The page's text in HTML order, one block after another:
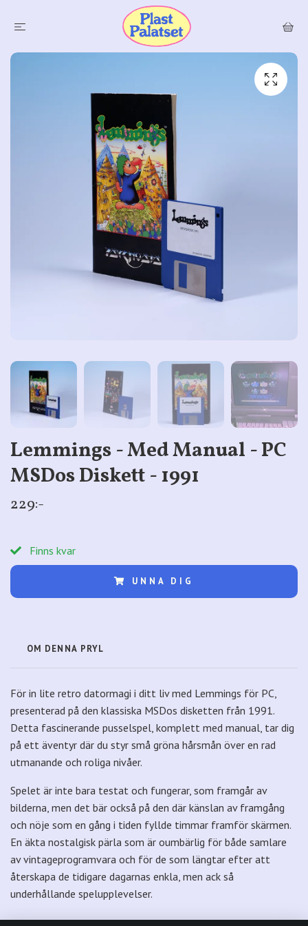
Lemmings - Med Manual - PC
MSDos Diskett - 1991
229:-
Finns kvar
UNNA DIG
OM DENNA PRYL
För in lite retro datormagi i ditt liv med Lemmings för PC,
presenterad på den klassiska MSDos disketten från 1991.
Detta fascinerande pusselspel, komplett med manual, tar dig
på ett äventyr där du styr små gröna hårsmån över en rad
utmanande och roliga nivåer.
Spelet är inte bara testat och fungerar, som framgår av
bilderna, men det bär också på den där känslan av framgång
och nöje som en gång i tiden fyllde timmar framför skärmen.
En äkta nostalgisk pärla som är oumbärlig för både samlare
av vintageprogramvara och för de som längtar efter att
återskapa de tidigare dagarnas enkla, men ack så
underhållande spelupplevelser.